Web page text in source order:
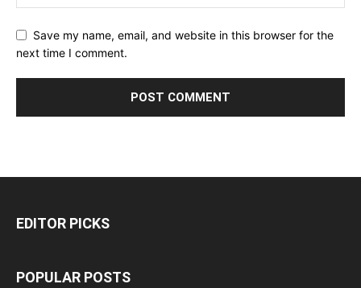
Save my name, email, and website in this browser for the
next time I comment.
EDITOR PICKS
POPULAR POSTS